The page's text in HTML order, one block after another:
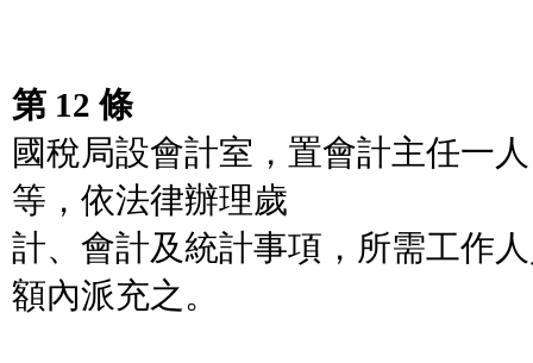
第 12 條
國稅局設會計室，置會計主任一
等，依法律辦理歲
計、會計及統計事項，所需工作
額內派充之。